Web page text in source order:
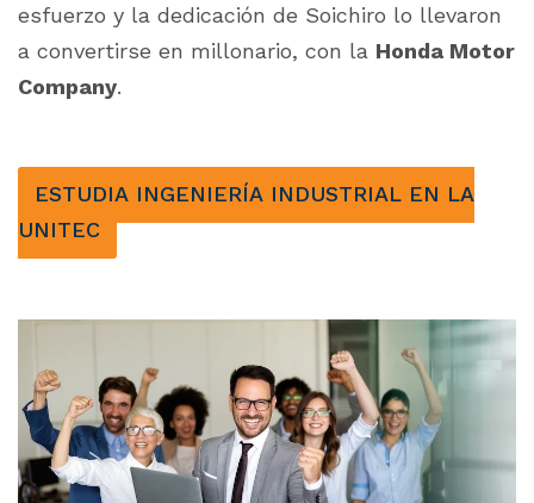
esfuerzo y la dedicación de Soichiro lo llevaron
a convertirse en millonario, con la Honda Motor
Company.
ESTUDIA INGENIERÍA INDUSTRIAL EN LA
UNITEC